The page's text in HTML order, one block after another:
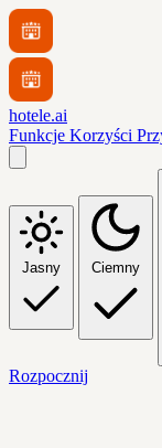
hotele.ai
Funkcje Korzyści
Jasny Ciemny
Rozpocznij